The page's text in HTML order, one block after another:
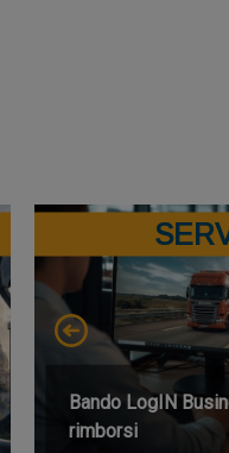
Bando LogIN
rimborsi